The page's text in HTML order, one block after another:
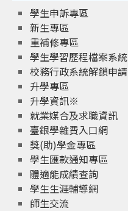
學生申訴專區
新生專區
重補修專區
學生學習歷程檔案系統
校務行政系統解鎖申請
升學專區
升學資訊※
就業媒合及求職資訊
臺銀學雜費入口網
獎(助)學金專區
學生匯款通知專區
體適能成績查詢
學生生涯輔導網
師生交流